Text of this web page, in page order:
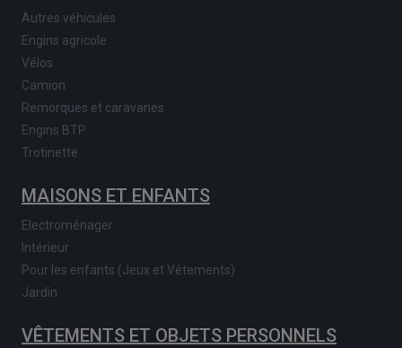
Autres véhicules
Engins agricole
Vélos
Camion
Remorques et caravanes
Engins BTP
Trotinette
MAISONS ET ENFANTS
Electroménager
Intérieur
Pour les enfants (Jeux et Vêtements)
Jardin
VÊTEMENTS ET OBJETS PERSONNELS